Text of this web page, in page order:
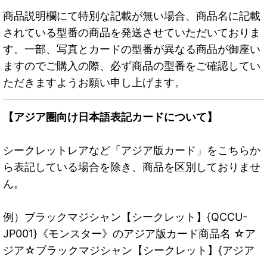
商品説明欄にて特別な記載が無い場合、商品名に記載
されている型番の商品を発送させていただいておりま
す。一部、写真とカードの型番が異なる商品が御座い
ますのでご購入の際、必ず商品の型番をご確認してい
ただきますようお願い申し上げます。
【アジア圏向け日本語表記カードについて】
シークレットレアなど「アジア版カード」をこちらか
ら表記している場合を除き、商品を区別しておりませ
ん。
例）ブラックマジシャン【シークレット】{QCCU-
JP001}《モンスター》のアジア版カード商品名 ☆ア
ジア☆ブラックマジシャン【シークレット】{アジア